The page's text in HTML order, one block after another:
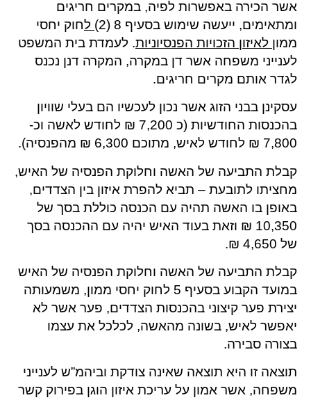
אשר הכירה באפשרות לפיה, במקרים חריגים
ומתאימים, ייעשה שימוש בסעיף 8 (2)
לחוק יחסי
ממון לאיזון הזכויות הפנסיוניות. לעמדת בית המשפט
לענייני משפחה אשר דן במקרה, המקרה דנן נכנס
לגדר אותם מקרים חריגים.
עסקינן בבני הזוג אשר נכון לעכשיו הם בעלי שוויון
בהכנסות החודשיות (כ 7,200 ₪ לחודש לאשה וכ-
7,800 ₪ לחודש לאיש, מתוכם 6,300 ₪ מהפנסיה).
קבלת התביעה של האשה וחלוקת הפנסיה של האיש,
מחציתו לתובעת – תביא להפרת איזון בין הצדדים,
באופן בו האשה תהיה עם הכנסה כוללת בסך של
10,350 ₪ וזאת בעוד האיש יהיה עם ההכנסה בסך
של 4,650 ₪.
קבלת התביעה של האשה וחלוקת הפנסיה של האיש
במועד הקבוע בסעיף 5 לחוק יחסי ממון, משמעותה
יצירת פער קיצוני בהכנסות הצדדים, פער אשר לא
יאפשר לאיש, בשונה מהאשה, לכלכל את עצמו
בצורה סבירה.
תוצאה זו היא תוצאה שאינה צודקת וביהמ”ש לענייני
משפחה, אשר אמון על עריכת איזון הוגן בפירוק קשר